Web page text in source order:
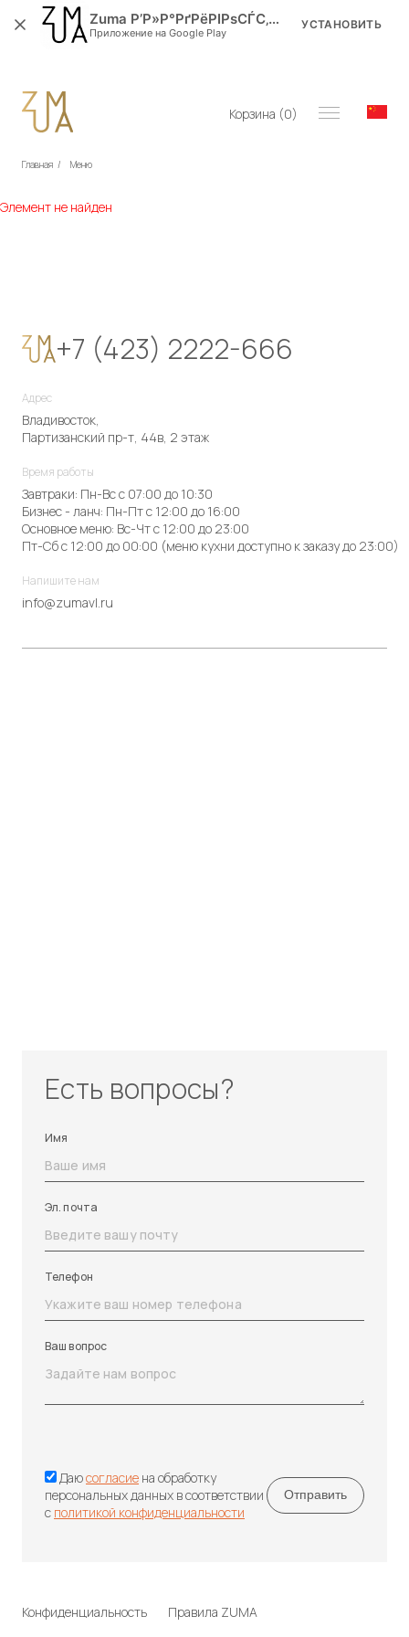
Корзина (0)
Главная / Меню
Элемент не найден
+7 (423) 2222-666
Адрес
Владивосток,
Партизанский пр-т, 44в, 2 этаж
Время работы
Завтраки: Пн-Вс с 07:00 до 10:30
Бизнес - ланч: Пн-Пт с 12:00 до 16:00
Основное меню: Вс-Чт с 12:00 до 23:00
Пт-Сб с 12:00 до 00:00 (меню кухни доступно к заказу до 23:00)
Напишите нам
info@zumavl.ru
Есть вопросы?
Имя
Эл. почта
Телефон
Ваш вопрос
Даюсогласие на обработку
персональных данных в соответствии
с политикой конфиденциальности
Конфиденциальность Правила ZUMA
Zuma Р’Р»Р°РґРёРІРѕСЃС‚РѕРє
Приложение на Google Play
УСТАНОВИТЬ